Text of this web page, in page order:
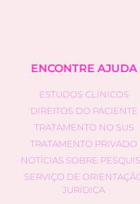
ENCONTRE AJUDA
ESTUDOS CLÍNICOS
DIREITOS DO PACIENTE
TRATAMENTO NO SUS
TRATAMENTO PRIVADO
NOTÍCIAS SOBRE
SERVIÇO DE
JURÍDICA